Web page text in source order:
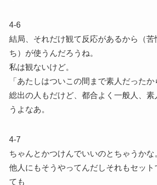
4-6
結局、それだけ観て反応があるから（苦
ち）が使うんだろうね。
私は観ないけど。
「あたしはついこの間まで素人だった
総出の人もだけど、都合よく一般人、
うよなあ。
4-7
ちゃんとかつけんでいいのとちゃうかな
他人にもそうやってんだしそれもセッ
ても